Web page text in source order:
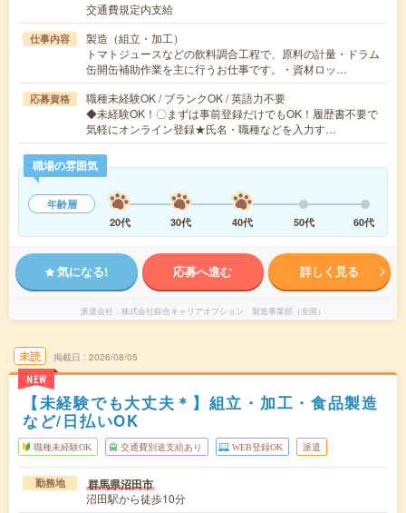
交通費規定内支給
仕事内容
製造（組立・加工）
トマトジュースなどの飲料調合工程で、原料の計量・ドラム
缶開缶補助作業を主に行うお仕事です。・資材ロッ…
応募資格
職種未経験OK / ブランクOK / 英語力不要
◆未経験OK！〇まずは事前登録だけでもOK！履歴書不要で
気軽にオンライン登録★氏名・職種などを入力す…
職場の雰囲気
年齢層
20代
30代 40代 50代 60代
気になる! 応募へ進む 詳しく見る
派遣会社 株式会社綜合キャリアオプション 製造事業部（全国）
未読
NEW
掲載日 2026/08/05
【未経験でも大丈夫＊】組立・加工・食品製造
など/日払いOK
職種未経験OK 交通費別途支給あり WEB登録OK 派遣
勤務地 群馬県沼田市
沼田駅から徒歩10分